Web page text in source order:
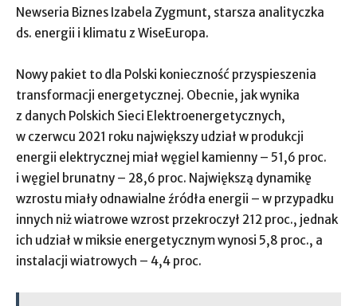
Newseria Biznes Izabela Zygmunt, starsza analityczka
ds. energii i klimatu z WiseEuropa.
Nowy pakiet to dla Polski konieczność przyspieszenia
transformacji energetycznej. Obecnie, jak wynika
z danych Polskich Sieci Elektroenergetycznych,
w czerwcu 2021 roku największy udział w produkcji
energii elektrycznej miał węgiel kamienny – 51,6 proc.
i węgiel brunatny – 28,6 proc. Największą dynamikę
wzrostu miały odnawialne źródła energii – w przypadku
innych niż wiatrowe wzrost przekroczył 212 proc., jednak
ich udział w miksie energetycznym wynosi 5,8 proc., a
instalacji wiatrowych – 4,4 proc.